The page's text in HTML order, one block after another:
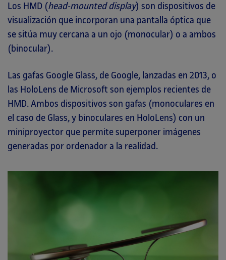
Los HMD (head-mounted display) son dispositivos de
visualización que incorporan una pantalla óptica que
se sitúa muy cercana a un ojo (monocular) o a ambos
(binocular).
Las gafas Google Glass, de Google, lanzadas en 2013, o
las HoloLens de Microsoft son ejemplos recientes de
HMD. Ambos dispositivos son gafas (monoculares en
el caso de Glass, y binoculares en HoloLens) con un
miniproyector que permite superponer imágenes
generadas por ordenador a la realidad.